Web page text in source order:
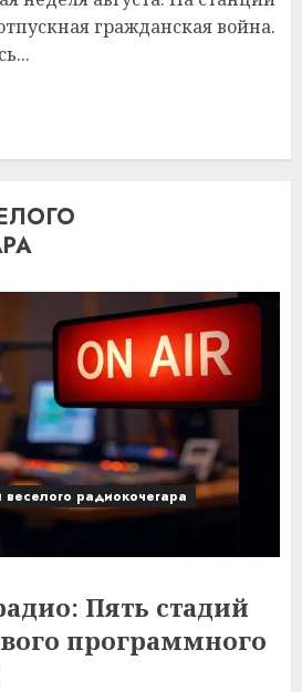
гражданская война.
веселого радиокочегара
Пять стадий
программного